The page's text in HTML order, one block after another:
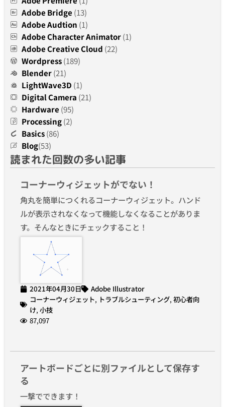
Adobe Bridge (13)
Adobe Audtion (1)
Adobe Character Animator(1)
Adobe Creative Cloud (22)
Wordpress(189)
Blender(21)
LightWave3D (1)
Digital Camera (21)
Hardware (95)
Processing(2)
Basics(86)
Blog(53)
読まれた回数の多い記事
コーナーウィジェットがでない！
角丸を簡単につくれるコーナーウィジェット。ハンド
ルが表示されなくなって機能しなくなることがありま
す。そんなときにチェックすること！
2021年04月30日
Adobe Illustrator
コーナーウィジェット, トラブルシューティング, 初心者向
け, 小技
87,097
アートボードごとに別ファイルとして保存す
る
一撃でできます！